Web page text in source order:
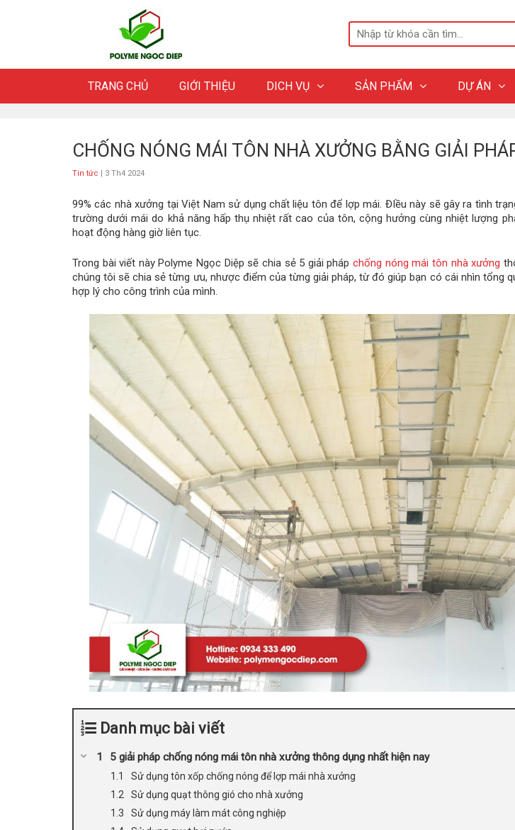
TRANG CHỦ GIỚI THIỆU DICH VỤ SẢN PHẨM DỰ ÁN
CHỐNG NÓNG MÁI TÔN NHÀ XƯỞNG BẰNG GIẢI
Tin tức | 3 Th4 2024
99% các nhà xưởng tại Việt Nam sử dụng chất liệu tôn để lợp mái. ĐIều này sẽ gây ra tình
trường dưới mái do khả năng hấp thụ nhiệt rất cao của tôn, cộng hưởng cùng nhiệt lượng
hoạt động hàng giờ liên tục.
Trong bài viết này Polyme Ngọc Diệp sẽ chia sẻ 5 giải phápchống nóng mái tôn nhà xưởng
chúng tôi sẽ chia sẻ từng ưu, nhược điểm của từng giải pháp, từ đó giúp bạn có cái nhìn tổng
hợp lý cho công trình của mình.
Danh mục bài viết
5 giải pháp chống nóng mái tôn nhà xưởng thông dụng nhất hiện nay
Sử dụng tôn xốp chống nóng để lợp mái nhà xưởng
Sử dụng quạt thông gió cho nhà xưởng
Sử dụng máy làm mát công nghiệp